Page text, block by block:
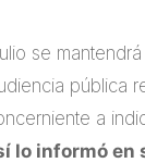
se
pública
a
lo informó en